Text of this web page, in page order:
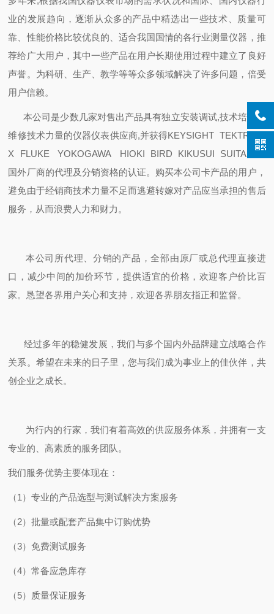
业的发展趋向，逐渐从众多的产品中精选出一些技术、质量可
靠、性能价格比较优良的、适合我国国情的各行业测量仪器，推
荐给广大用户，其中一些产品在用户长期使用过程中建立了良好
声誉。为科研、生产、教学等等众多领域解决了许多问题，倍受
用户信赖。
本公司是少数几家对售出产品具有独立安装调试,技术培训和
维修技术力量的仪器仪表供应商,并获得KEYSIGHT TEKTRONI
X FLUKE YOKOGAWA HIOKI BIRD KIKUSUI SUITA等等
国外厂商的代理及分销资格的认证。购买本公司卡产品的用户，
避免由于经销商技术力量不足而逃避转嫁对产品应当承担的售后
服务，从而浪费人力和财力。
本公司所代理、分销的产品，全部由原厂或总代理直接进
口，减少中间的加价环节，提供适宜的价格，欢迎客户价比百
家。恳望各界用户关心和支持，欢迎各界朋友指正和监督。
经过多年的稳健发展，我们与多个国内外品牌建立战略合作
关系。希望在未来的日子里，您与我们成为事业上的佳伙伴，共
创企业之成长。
为行内的行家，我们有着高效的供应服务体系，并拥有一支
专业的、高素质的服务团队。
我们服务优势主要体现在：
（1）专业的产品选型与测试解决方案服务
（2）批量或配套产品集中订购优势
（3）免费测试服务
（4）常备应急库存
（5）质量保证服务